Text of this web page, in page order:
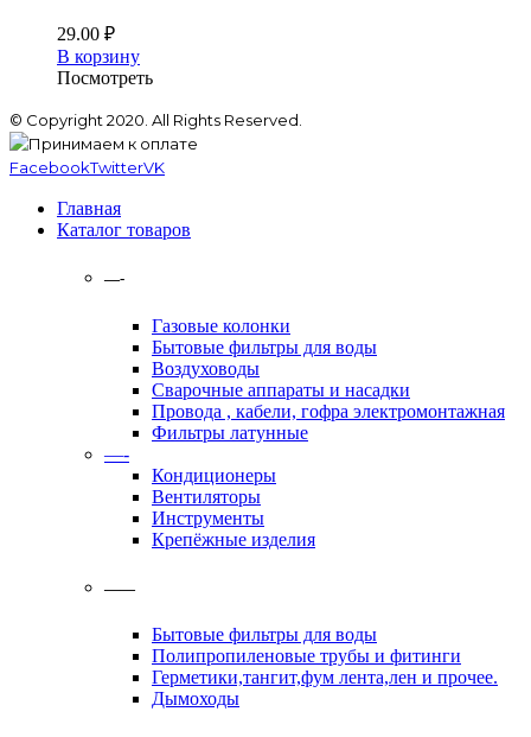
29.00 ₽
В корзину
Посмотреть
© Copyright 2020. All Rights Reserved.
FacebookTwitterVK
Главная
Каталог товаров
—-
Газовые колонки
Бытовые фильтры для воды
Воздуховоды
Сварочные аппараты и насадки
Провода , кабели, гофра электромонтажная
Фильтры латунные
—-
Кондиционеры
Вентиляторы
Инструменты
Крепёжные изделия
——
Бытовые фильтры для воды
Полипропиленовые трубы и фитинги
Герметики,тангит,фум лента,лен и прочее.
Дымоходы